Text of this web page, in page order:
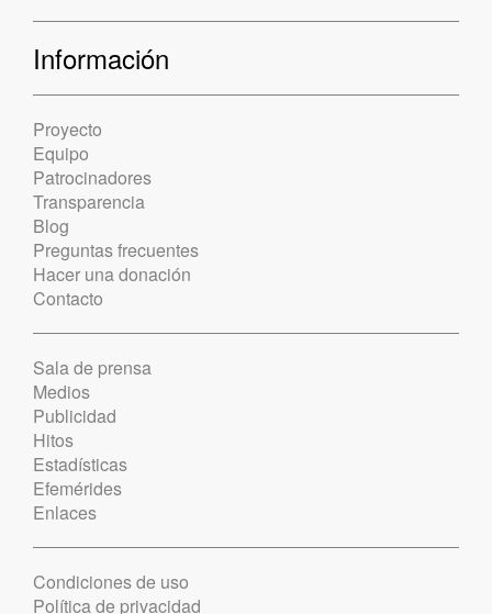
Información
Proyecto
Equipo
Patrocinadores
Transparencia
Blog
Preguntas frecuentes
Hacer una donación
Contacto
Sala de prensa
Medios
Publicidad
Hitos
Estadísticas
Efemérides
Enlaces
Condiciones de uso
Política de privacidad